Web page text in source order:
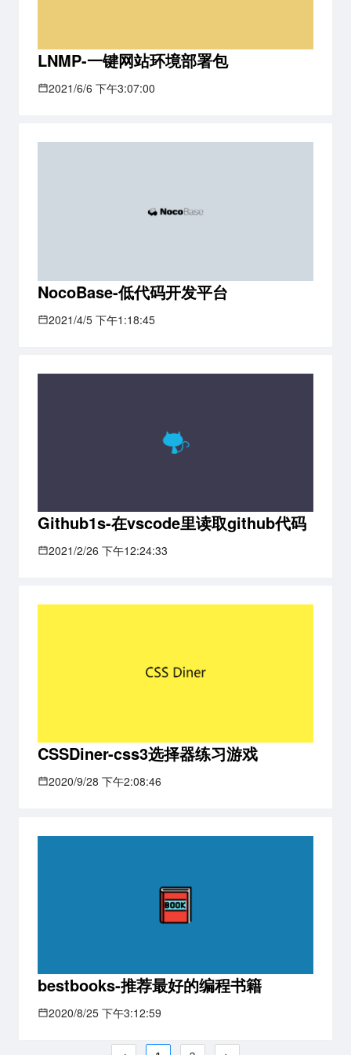
LNMP-一键网站环境部署包
2021/6/6 下午3:07:00
NocoBase-低代码开发平台
2021/4/5 下午1:18:45
Github1s-在vscode里读取github代码
2021/2/26 下午12:24:33
CSSDiner-css3选择器练习游戏
2020/9/28 下午2:08:46
bestbooks-推荐最好的编程书籍
2020/8/25 下午3:12:59